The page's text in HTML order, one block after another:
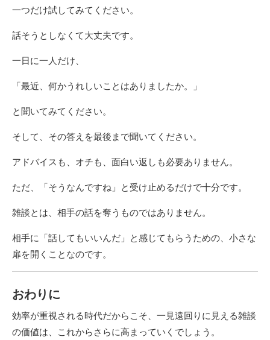
一つだけ試してみてください。
話そうとしなくて大丈夫です。
一日に一人だけ、
「最近、何かうれしいことはありましたか。」
と聞いてみてください。
そして、その答えを最後まで聞いてください。
アドバイスも、オチも、面白い返しも必要ありません。
ただ、「そうなんですね」と受け止めるだけで十分です。
雑談とは、相手の話を奪うものではありません。
相手に「話してもいいんだ」と感じてもらうための、小さな
扉を開くことなのです。
おわりに
効率が重視される時代だからこそ、一見遠回りに見える雑談
の価値は、これからさらに高まっていくでしょう。